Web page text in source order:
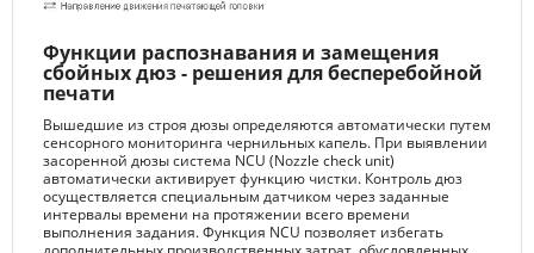
Функции распознавания и замещения
сбойных дюз - решения для бесперебойной
печати
Вышедшие из строя дюзы определяются автоматически путем
сенсорного мониторинга чернильных капель. При выявлении
засоренной дюзы система NCU (Nozzle check unit)
автоматически активирует функцию чистки. Контроль дюз
осуществляется специальным датчиком через заданные
интервалы времени на протяжении всего времени
выполнения задания. Функция NCU позволяет избегать